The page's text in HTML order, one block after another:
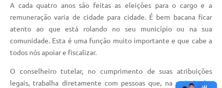
A cada quatro anos são feitas as eleições para o cargo e a
remuneração varia de cidade para cidade. É bem bacana ficar
atento ao que está rolando no seu município ou na sua
comunidade. Esta é uma função muito importante e que cabe a
todos nós apoiar e fiscalizar.
O conselheiro tutelar, no cumprimento de suas atribuições
legais, trabalha diretamente com pessoas que, na maioria das